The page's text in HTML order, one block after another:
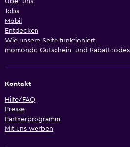
Über uns
Jobs
Mobil
Entdecken
Wie unsere Seite funktioniert
momondo Gutschein- und Rabattcodes
Kontakt
Hilfe/FAQ
Presse
Partnerprogramm
Mit uns werben